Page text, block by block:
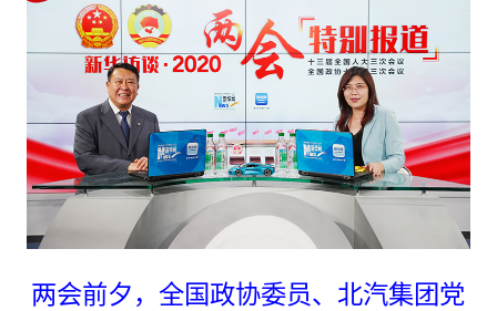
两会前夕，全国政协委员、北汽集团党